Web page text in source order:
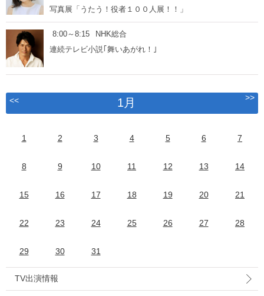
写真展「うたう！役者１００人展！！」
8:00～8:15
NHK総合
連続テレビ小説｢舞いあがれ！｣
<< 1月 >>
1 2 3 4 5 6 7
8 9 10 11 12 13 14
15 16 17 18 19 20 21
22 23 24 25 26 27 28
29 30 31
TV出演情報